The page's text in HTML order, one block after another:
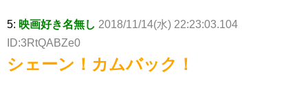
5: 映画好き名無し 2018/11/14(水) 22:23:03.104
ID:3RtQABZe0
シェーン！カムバック！